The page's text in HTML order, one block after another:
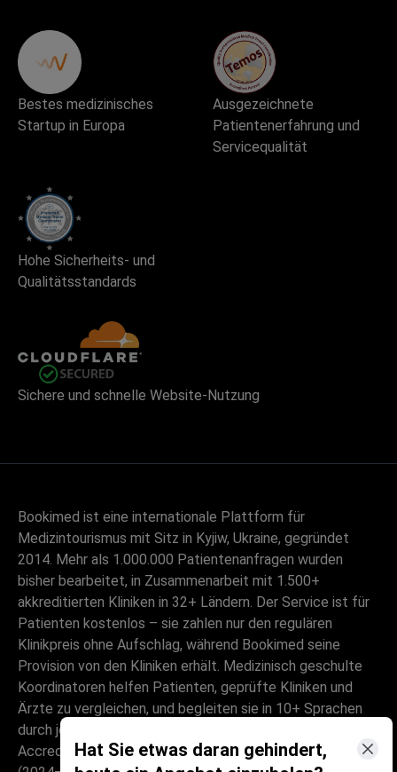
Hat Sie etwas daran gehindert,
Bestes medizinisches
Startup in Europa
Ausgezeichnete
Patientenerfahrung und
Servicequalität
Hohe Sicherheits- und
Qualitätsstandards
Sichere und schnelle Website-Nutzung
Bookimed ist eine internationale Plattform für
Medizintourismus mit Sitz in Kyjiw, Ukraine, gegründet
2014. Mehr als 1.000.000 Patientenanfragen wurden
bisher bearbeitet, in Zusammenarbeit mit 1.500+
akkreditierten Kliniken in 32+ Ländern. Der Service ist für
Patienten kostenlos – sie zahlen nur den regulären
Klinikpreis ohne Aufschlag, während Bookimed seine
Provision von den Kliniken erhält. Medizinisch geschulte
Koordinatoren helfen Patienten, geprüfte Kliniken und
Ärzte zu vergleichen, und begleiten sie in 10+ Sprachen
durch jeden Schritt. Die Plattform ist Global Healthcare
Accreditation-zertifiziert, zuvor war sie Temos-zertifiziert